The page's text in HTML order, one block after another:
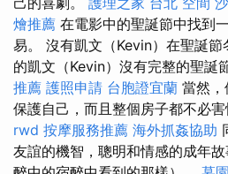
燴推薦 在電影中的聖誕節中找到
易。 沒有凱文（Kevin）在聖誕
的凱文（Kevin）沒有完整的聖誕
推薦 護照申請 台胞證宜蘭 當然，
保護自己，而且整個房子都不必害
rwd 按摩服務推薦 海外抓姦協助
友誼的機智，聰明和情感的成年